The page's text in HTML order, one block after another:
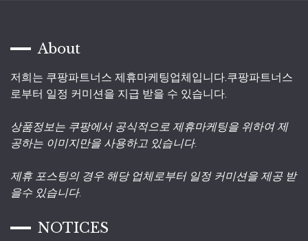
About
저희는 쿠팡파트너스 제휴마케팅업체입니다.쿠팡파트너스
로부터 일정 커미션을 지급 받을 수 있습니다.
상품정보는 쿠팡에서 공식적으로 제휴마케팅을 위하여 제
공하는 이미지만을 사용하고 있습니다.
제휴 포스팅의 경우 해당 업체로부터 일정 커미션을 제공 받
을수 있습니다.
NOTICES